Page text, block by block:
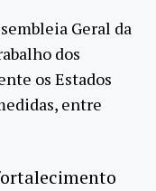
Geral da
dos
os Estados
entre